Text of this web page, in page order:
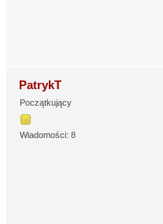
PatrykT
Początkujący
Wiadomości: 8